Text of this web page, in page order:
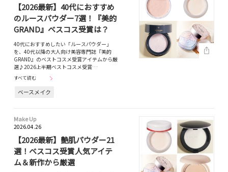
【2026最新】40代におすすめ
のルースパウダー7選！『美的
GRAND』ベスコス受賞は？
40代におすすめしたい「ルースパウダー」
を、40代以降の大人向け美容専門誌『美的
GRAND』のベストコスメ受賞アイテムから厳
選♪2026上半期ベストコスメ受賞…
すべて読む
ベースメイク
Make Up
2026.04.26
【2026最新】艶肌パウダー21
選！ベスコス受賞人気アイテ
ム＆新作から厳選